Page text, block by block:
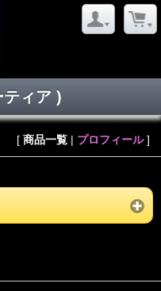
ィア )
[ 商品一覧 | プロフィール]